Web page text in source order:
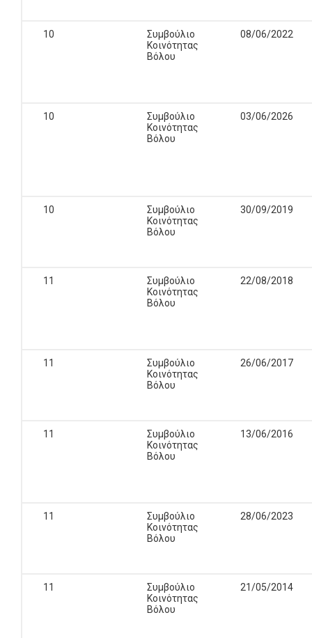
10
Συμβούλιο
Κοινότητας
Βόλου
08/06/2022
10
Συμβούλιο
Κοινότητας
Βόλου
03/06/2026
10
Συμβούλιο
Κοινότητας
Βόλου
30/09/2019
11
Συμβούλιο
Κοινότητας
Βόλου
22/08/2018
11
Συμβούλιο
Κοινότητας
Βόλου
26/06/2017
11
Συμβούλιο
Κοινότητας
Βόλου
13/06/2016
11
Συμβούλιο
Κοινότητας
Βόλου
28/06/2023
11
Συμβούλιο
Κοινότητας
Βόλου
21/05/2014